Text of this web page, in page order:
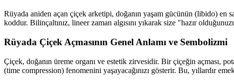
Rüyada aniden açan çiçek arketipi, doğanın yaşam gücünün (libido) en
koddur. Bilinçaltınız, lineer zaman algısını yıkarak size "hazır
Rüyada Çiçek Açmasının Genel Anlamı ve Sembolizmi
Çiçek, doğanın üreme organı ve estetik zirvesidir. Bir çiçeğin açması,
(time compression) fenomenini yaşayacağınızı gösterir. Bu, yıllardır